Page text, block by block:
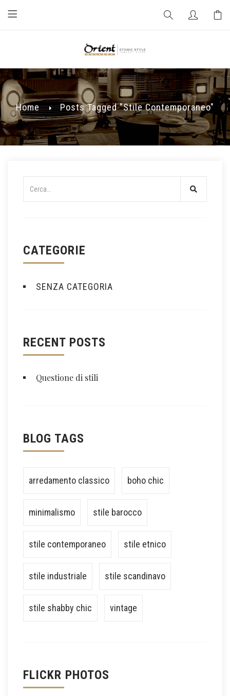
Home Posts Tagged "stile Contemporaneo"
CATEGORIE
SENZA CATEGORIA
RECENT POSTS
Questione di stili
BLOG TAGS
arredamento classico boho chic
minimalismo stile barocco
stile contemporaneo stile etnico
stile industriale stile scandinavo
stile shabby chic vintage
FLICKR PHOTOS